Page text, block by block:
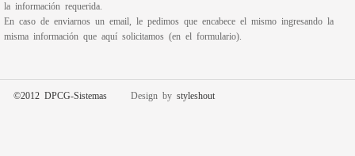
la información requerida.
En caso de enviarnos un email, le pedimos que encabece el mismo ingresando la
misma información que aquí solicitamos (en el formulario).
©2012 DPCG-Sistemas Design by styleshout